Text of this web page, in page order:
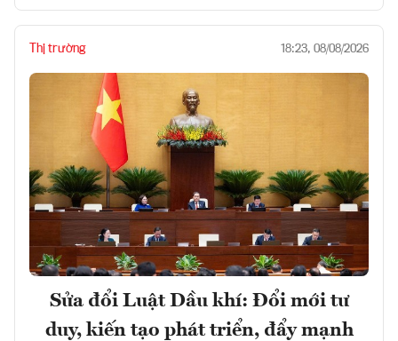
Thị trường 18:23, 08/08/2026
Sửa đổi Luật Dầu khí: Đổi mới tư
duy, kiến tạo phát triển, đẩy mạnh